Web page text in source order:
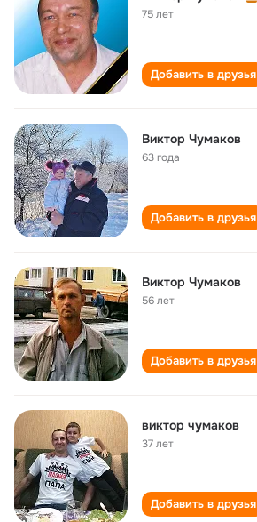
75 лет
Добавить в друзья
Виктор Чумаков
63 года
Добавить в друзья
Виктор Чумаков
56 лет
Добавить в друзья
виктор чумаков
37 лет
Добавить в друзья